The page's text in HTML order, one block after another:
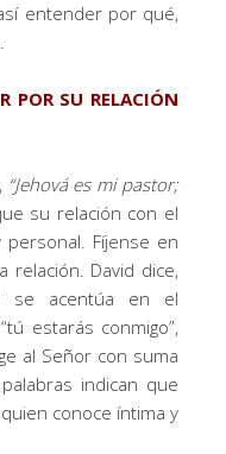
entender por qué,
POR SU RELACIÓN
“Jehová es mi pastor;
su relación con el
Fíjense en
David dice,
se acentúa en el
estarás conmigo”,
al Señor con suma
indican que
conoce íntima y